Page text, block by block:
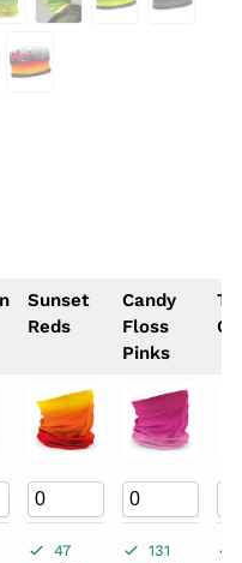
Sunset
Reds
Candy
Floss
Pinks
47
131